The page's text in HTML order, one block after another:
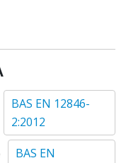
BAS EN 12846-
2:2012
BAS EN